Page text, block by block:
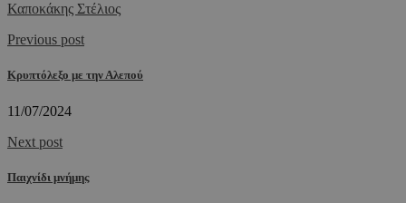
Καποκάκης Στέλιος
Previous post
Κρυπτόλεξο με την Αλεπού
11/07/2024
Next post
Παιχνίδι μνήμης